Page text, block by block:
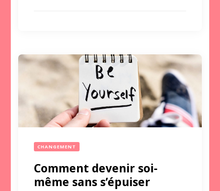
CHANGEMENT
Comment devenir soi-
même sans s’épuiser